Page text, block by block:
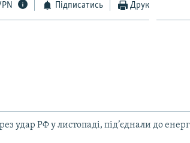
Підписатись Друк
удар РФ у листопаді, під’єднали до